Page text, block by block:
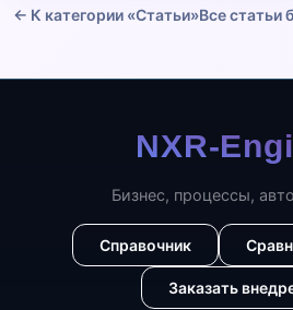
← К категории «Статьи»Все статьи
Бизнес, процессы,
Справочник
Заказать